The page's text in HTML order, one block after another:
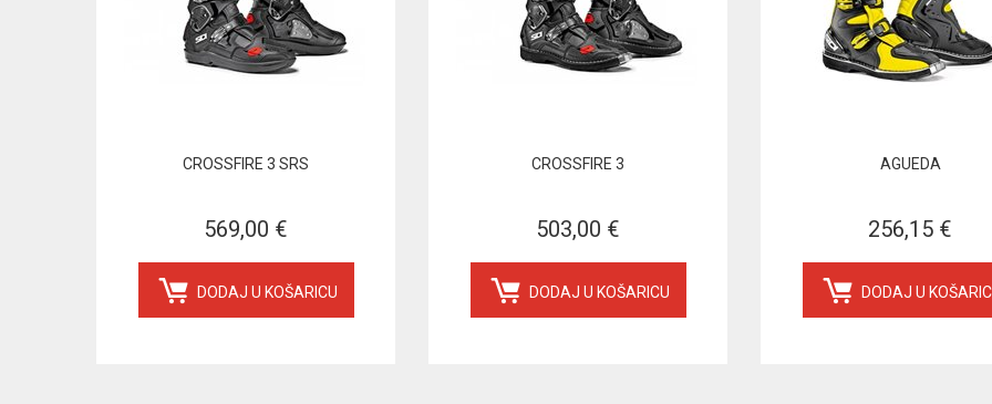
CROSSFIRE 3 SRS
569,00 €
DODAJ U KOŠARICU
CROSSFIRE 3
503,00 €
DODAJ U KOŠARICU
AGUEDA
256,15 €
DODAJ U